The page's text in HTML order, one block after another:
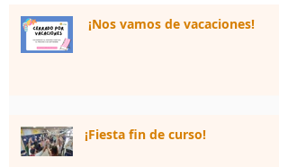
¡Nos vamos de vacaciones!
¡Fiesta fin de curso!